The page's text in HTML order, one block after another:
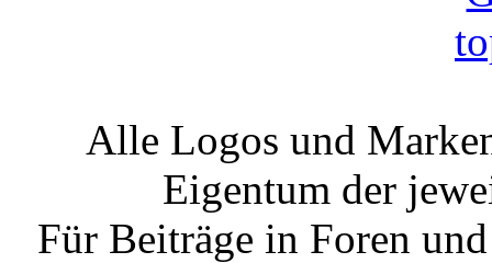
Alle Logos und
Eigentum der
Für Beiträge in Foren